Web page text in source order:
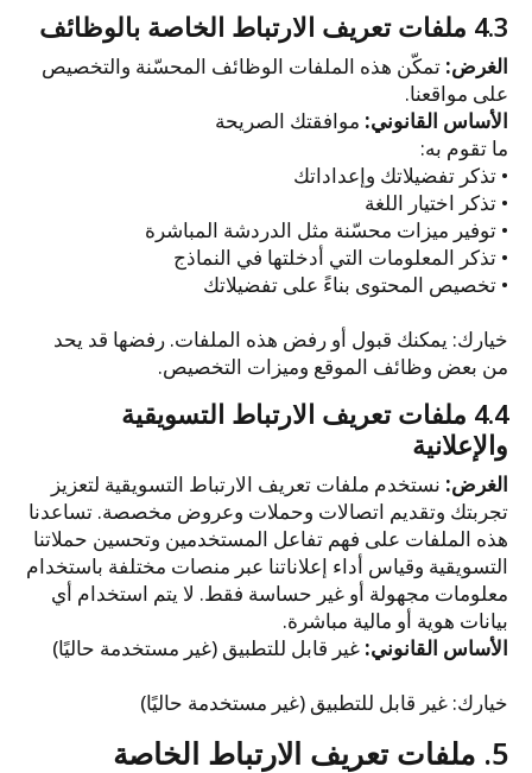
4.3 ملفات تعريف الارتباط الخاصة بالوظائف
الغرض: تمكّن هذه الملفات الوظائف المحسّنة والتخصيص
على مواقعنا.
الأساس القانوني: موافقتك الصريحة
ما تقوم به:
• تذكر تفضيلاتك وإعداداتك
• تذكر اختيار اللغة
• توفير ميزات محسّنة مثل الدردشة المباشرة
• تذكر المعلومات التي أدخلتها في النماذج
• تخصيص المحتوى بناءً على تفضيلاتك
خيارك: يمكنك قبول أو رفض هذه الملفات. رفضها قد يحد
من بعض وظائف الموقع وميزات التخصيص.
4.4 ملفات تعريف الارتباط التسويقية
والإعلانية
الغرض: نستخدم ملفات تعريف الارتباط التسويقية لتعزيز
تجربتك وتقديم اتصالات وحملات وعروض مخصصة. تساعدنا
هذه الملفات على فهم تفاعل المستخدمين وتحسين حملاتنا
التسويقية وقياس أداء إعلاناتنا عبر منصات مختلفة باستخدام
معلومات مجهولة أو غير حساسة فقط. لا يتم استخدام أي
بيانات هوية أو مالية مباشرة.
الأساس القانوني: غير قابل للتطبيق (غير مستخدمة حاليًا)
خيارك: غير قابل للتطبيق (غير مستخدمة حاليًا)
5. ملفات تعريف الارتباط الخاصة